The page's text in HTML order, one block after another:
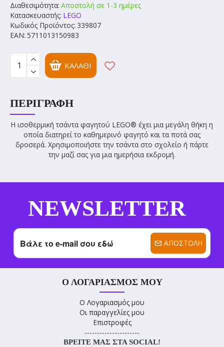
Διαθεσιμότητα: Αποστολή σε 1-3 ημέρες
Κατασκευαστής: LEGO
Κωδικός Προϊόντος: 339807
EAN: 5711013150983
ΚΑΛΆΘΙ
ΠΕΡΙΓΡΑΦΉ
Η ισοθερμική τσάντα φαγητού LEGO® έχει μια μεγάλη θήκη η
οποία διατηρεί το καθημερινό φαγητό και τα ποτά σας
δροσερά. Χρησιμοποιήστε την τσάντα στο σχολείο ή πάρτε
την μαζί σας για μια ημερήσια εκδρομή.
NEWSLETTER
ΑΠΟΣΤΟΛΉ
Ο ΛΟΓΑΡΙΑΣΜΌΣ ΜΟΥ
Ο Λογαριασμός μου
Οι παραγγελίες μου
Επιστροφές
----------------------
ΒΡΕΊΤΕ ΜΑΣ ΣΤΑ SOCIAL!